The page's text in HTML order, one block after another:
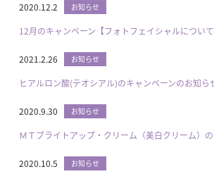
2020.12.2 お知らせ
12月のキャンペーン【フォトフェイシャルについて
2021.2.26 お知らせ
ヒアルロン酸(テオシアル)のキャンペーンのお知ら
2020.9.30 お知らせ
ＭＴブライトアップ・クリーム（美白クリーム）
2020.10.5 お知らせ